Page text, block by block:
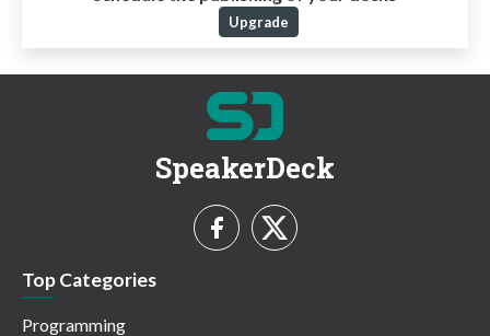
Upgrade
SpeakerDeck
Top Categories
Programming